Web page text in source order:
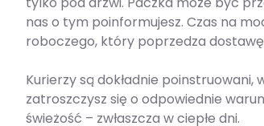
nas o tym poinformujesz. Czas na
roboczego, który poprzedza
Kurierzy są dokładnie
zatroszczysz się o odpowiednie
świeżość – zwłaszcza w ciepłe dni.